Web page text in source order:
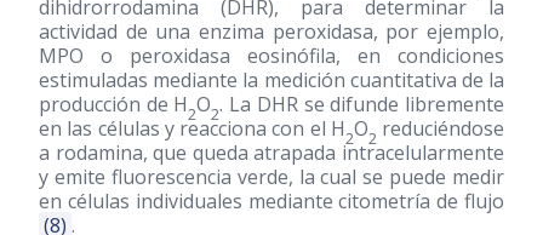
dihidrorrodamina (DHR), para determinar la
actividad de una enzima peroxidasa, por ejemplo,
MPO o peroxidasa eosinófila, en condiciones
estimuladas mediante la medición cuantitativa de la
producción de H2O2. La DHR se difunde libremente
en las células y reacciona con el H2O2 reduciéndose
a rodamina, que queda atrapada intracelularmente
y emite fluorescencia verde, la cual se puede medir
en células individuales mediante citometría de flujo
(8) .